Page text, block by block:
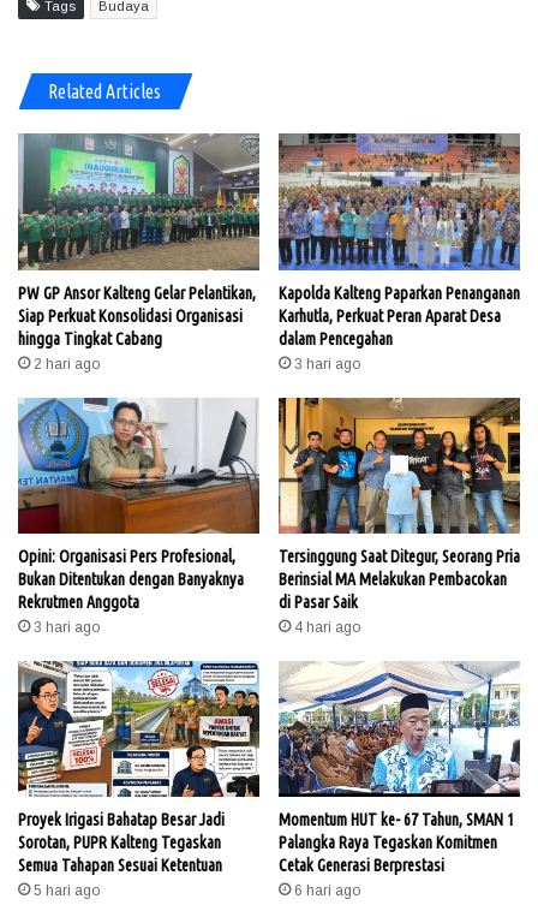
Tags Budaya
Related Articles
PW GP Ansor Kalteng Gelar Pelantikan,
Siap Perkuat Konsolidasi Organisasi
hingga Tingkat Cabang
2 hari ago
Kapolda Kalteng Paparkan Penanganan
Karhutla, Perkuat Peran Aparat Desa
dalam Pencegahan
3 hari ago
Opini: Organisasi Pers Profesional,
Bukan Ditentukan dengan Banyaknya
Rekrutmen Anggota
3 hari ago
Tersinggung Saat Ditegur, Seorang Pria
Berinsial MA Melakukan Pembacokan
di Pasar Saik
4 hari ago
Proyek Irigasi Bahatap Besar Jadi
Sorotan, PUPR Kalteng Tegaskan
Semua Tahapan Sesuai Ketentuan
5 hari ago
Momentum HUT ke- 67 Tahun, SMAN 1
Palangka Raya Tegaskan Komitmen
Cetak Generasi Berprestasi
6 hari ago